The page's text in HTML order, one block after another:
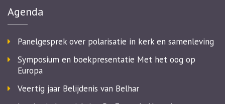
Agenda
Panelgesprek over polarisatie in kerk en samenleving
Symposium en boekpresentatie Met het oog op
Europa
Veertig jaar Belijdenis van Belhar